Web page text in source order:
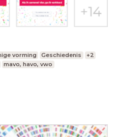
vorming Geschiedenis
+2
mavo, havo, vwo